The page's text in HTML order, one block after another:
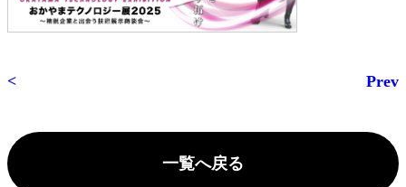
Prev
一覧へ戻る